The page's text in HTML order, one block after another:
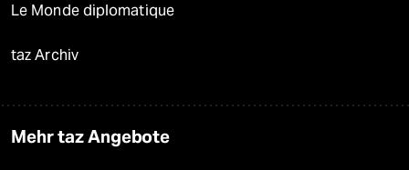
Le Monde diplomatique
taz Archiv
Mehr taz Angebote